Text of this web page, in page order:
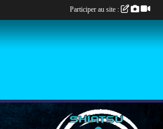
Participer au site :